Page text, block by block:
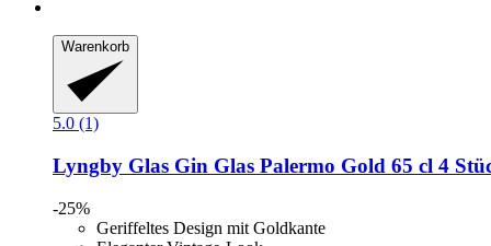
Warenkorb
5.0 (1)
Lyngby Glas Gin Glas Palermo Gold 65 cl 4
-25%
Geriffeltes Design mit Goldkante